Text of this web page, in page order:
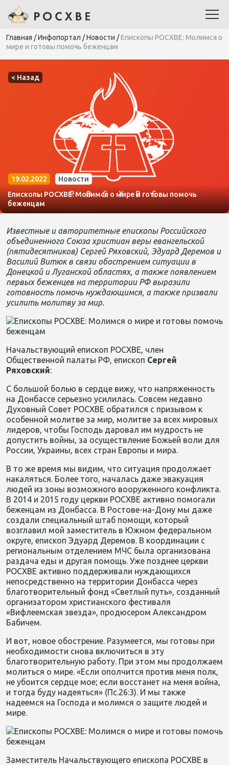
Главная /Инфопортал /Новости /Епископы РОСХВЕ: Молимся о
мире и готовы помочь беженцам
< Назад
19.02.2022
Новости
Епископы РОСХВЕ: Молимся о мире и готовы помочь
беженцам
Известные и авторитетные епископы Российского
объединенного Союза христиан веры евангельской
(пятидесятников) Сергей Ряховский, Эдуард Деремов и
Василий Витюк в связи обострением ситуации в
Донецкой и Луганской областях, а также появлением
первых беженцев на территории РФ выразили
готовность помочь нуждающимся, а также призвали
усилить молитву за мир.
Начальствующий епископ РОСХВЕ, член
Общественной палаты РФ, епископ Сергей
Ряховский:
С большой болью в сердце вижу, что напряженность
на Донбассе серьезно усилилась. Совсем недавно
Духовный Совет РОСХВЕ обратился с призывом к
особенной молитве за мир, молитве за всех мировых
лидеров, чтобы Господь даровал им мудрость не
допустить войны, за осуществление Божьей воли для
России, Украины, всех стран Европы и мира.
В то же время мы видим, что ситуация продолжает
накаляться. Более того, началась даже эвакуация
людей из зоны возможного вооруженного конфликта.
В 2014 и 2015 году церкви РОСХВЕ активно помогали
беженцам из Донбасса. В Ростове-на-Дону мы даже
создали специальный штаб помощи, который
возглавил мой заместитель в Южном федеральном
округе, епископ Эдуард Деремов. В координации с
региональным отделением МЧС была организована
раздача еды и другая помощь. Уже позднее церкви
РОСХВЕ активно поддерживали нуждающихся
непосредственно на территории Донбасса через
благотворительный фонд «Светлый путь», созданный
организатором христианского фестиваля
«Вифлеемская звезда», продюсером Александром
Бабичем.
И вот, новое обострение. Разумеется, мы готовы при
необходимости снова включиться в эту
благотворительную работу. При этом мы продолжаем
молиться о мире. «Если ополчится против меня полк,
не убоится сердце мое; если восстанет на меня война,
и тогда буду надеяться» (Пс.26:3). И мы также
надеемся на Господа и молимся о защите людей и
мире.
Заместитель Начальствующего епископа РОСХВЕ в